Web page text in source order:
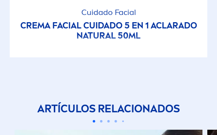
Cuidado Facial
CREMA FACIAL CUIDADO 5 EN 1 ACLARADO
NATURAL50ML
ARTÍCULOS RELACIONADOS